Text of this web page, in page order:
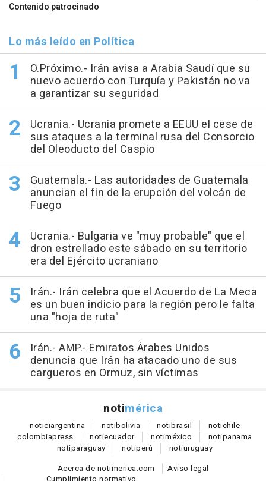
Contenido patrocinado
Lo más leído en Política
O.Próximo.- Irán avisa a Arabia Saudí que su
nuevo acuerdo con Turquía y Pakistán no va
a garantizar su seguridad
Ucrania.- Ucrania promete a EEUU el cese de
sus ataques a la terminal rusa del Consorcio
del Oleoducto del Caspio
Guatemala.- Las autoridades de Guatemala
anuncian el fin de la erupción del volcán de
Fuego
Ucrania.- Bulgaria ve "muy probable" que el
dron estrellado este sábado en su territorio
era del Ejército ucraniano
Irán.- Irán celebra que el Acuerdo de La Meca
es un buen indicio para la región pero le falta
una "hoja de ruta"
Irán.- AMP.- Emiratos Árabes Unidos
denuncia que Irán ha atacado uno de sus
cargueros en Ormuz, sin víctimas
notimérica
noticiargentina notibolivia notibrasil notichile
colombiapress notiecuador notiméxico notipanama
notiparaguay notiperú notiuruguay
Acerca de notimerica.com
Aviso legal